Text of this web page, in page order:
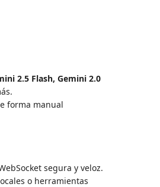
2.5 Flash, Gemini 2.0
forma manual
segura y veloz.
o herramientas